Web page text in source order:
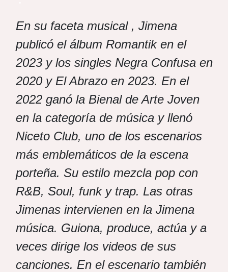
En su faceta musical , Jimena
publicó el álbum Romantik en el
2023 y los singles Negra Confusa en
2020 y El Abrazo en 2023. En el
2022 ganó la Bienal de Arte Joven
en la categoría de música y llenó
Niceto Club, uno de los escenarios
más emblemáticos de la escena
porteña. Su estilo mezcla pop con
R&B, Soul, funk y trap. Las otras
Jimenas intervienen en la Jimena
música. Guiona, produce, actúa y a
veces dirige los videos de sus
canciones. En el escenario también